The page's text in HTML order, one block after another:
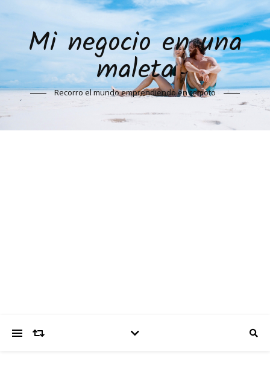
Mi negocio en una
maleta
Recorro el mundo emprendiendo en remoto